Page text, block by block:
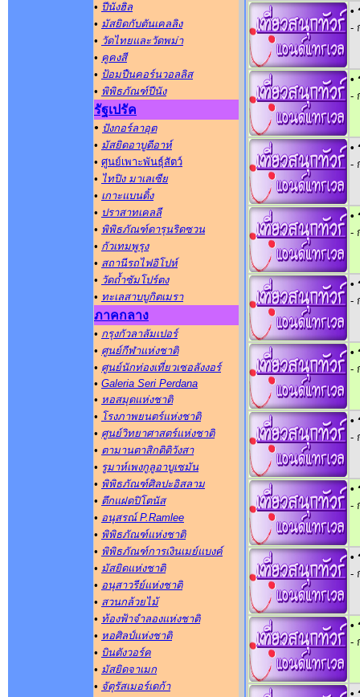
• ปีนังฮิล
• มัสยิดกับตันเคลลิง
• วัดไทยและวัดพม่า
• คูคงสี
• ป้อมปืนคอร์นวอลลิส
• พิพิธภัณฑ์ปีนัง
รัฐเปรัค
• ปังกอร์ลาอุต
• มัสยิดอาบูดีอาห์
• ศูนย์เพาะพันธุ์สัตว์
• ไทปิง มาเลเซีย
• เกาะแบนดิ้ง
• ปราสาทเคลลี
• พิพิธภัณฑ์ดารุนริดซวน
• กัวเทมพูรุง
• สถานีรถไฟอิโปห์
• วัดถ้ำซัมโปร์ตง
• ทะเลสาบบูกิตเมรา
ภาคกลาง
• กรุงกัวลาลัมเปอร์
• ศูนย์กีฬาแห่งชาติ
• ศูนย์นักท่องเที่ยวเซอลังงอร์
• Galeria Seri Perdana
• หอสมุดแห่งชาติ
• โรงภาพยนตร์แห่งชาติ
• ศูนย์วิทยาศาสตร์แห่งชาติ
• ตามานตาสิกติติวังสา
• รูมาห์เพงกูลูอาบูเซมัน
• พิพิธภัณฑ์ศิลปะอิสลาม
• ตึกแฝดปิโตนัส
• อนุสรณ์ P.Ramlee
• พิพิธภัณฑ์แห่งชาติ
• พิพิธภัณฑ์การเงินเมย์แบงค์
• มัสยิดแห่งชาติ
• อนุสาวรีย์แห่งชาติ
• สวนกล้วยไม้
• ท้องฟ้าจำลองแห่งชาติ
• หอศิลป์แห่งชาติ
• บินตังวอร์ค
• มัสยิดจาเมก
• จัตุรัสเมอร์เดก้า
•
-
•
-
•
-
•
-
•
-
•
-
•
-
•
-
•
-
•
-
•